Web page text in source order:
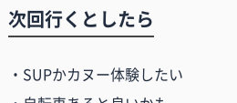
次回行くとしたら
・SUPかカヌー体験したい